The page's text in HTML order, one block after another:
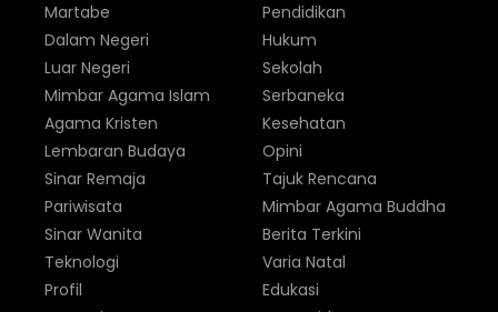
Martabe
Dalam Negeri
Luar Negeri
Pendidikan
Hukum
Sekolah
Mimbar Agama Islam
Agama Kristen
Lembaran Budaya
Sinar Remaja
Pariwisata
Sinar Wanita
Serbaneka
Kesehatan
Opini
Tajuk Rencana
Mimbar Agama Buddha
Berita Terkini
Teknologi
Profil
Varia Natal
Edukasi